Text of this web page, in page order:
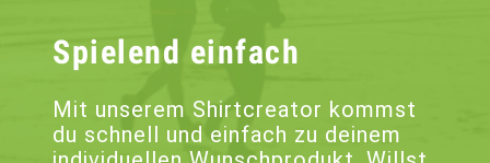
Spielend einfach
Mit unserem Shirtcreator kommst
du schnell und einfach zu deinem